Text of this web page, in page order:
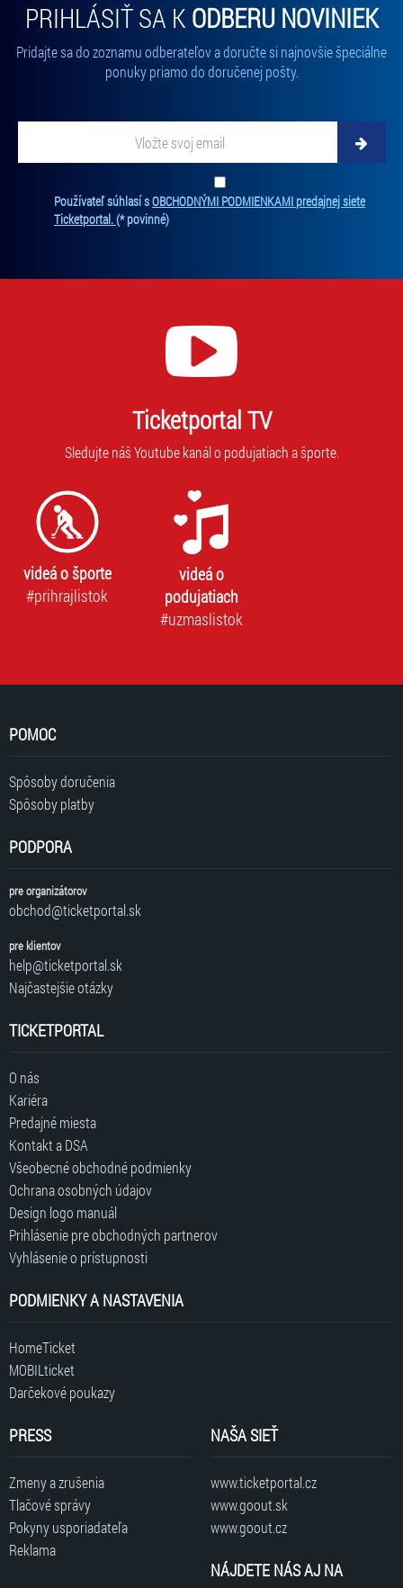
PRIHLÁSIŤ SA K ODBERU NOVINIEK
Pridajte sa do zoznamu odberateľov a doručte si najnovšie špeciálne
ponuky priamo do doručenej pošty.
Používateľ súhlasí sOBCHODNÝMI PODMIENKAMI predajnej siete
Ticketportal.(* povinné)
Ticketportal TV
Sledujte náš Youtube kanál o podujatiach a športe.
videá o športe
#prihrajlistok
videá o
podujatiach
#uzmaslistok
POMOC
Spôsoby doručenia
Spôsoby platby
PODPORA
pre organizátorov
obchod@ticketportal.sk
pre klientov
help@ticketportal.sk
Najčastejšie otázky
TICKETPORTAL
O nás
Kariéra
Predajné miesta
Kontakt a DSA
Všeobecné obchodné podmienky
Ochrana osobných údajov
Design logo manuál
Prihlásenie pre obchodných partnerov
Vyhlásenie o prístupnosti
PODMIENKY A NASTAVENIA
HomeTicket
MOBILticket
Darčekové poukazy
PRESS
Zmeny a zrušenia
Tlačové správy
Pokyny usporiadateľa
Reklama
NAŠA SIEŤ
www.ticketportal.cz
www.goout.sk
www.goout.cz
NÁJDETE NÁS AJ NA